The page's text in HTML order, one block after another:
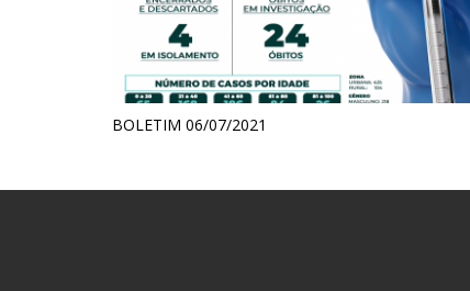
BOLETIM 06/07/2021